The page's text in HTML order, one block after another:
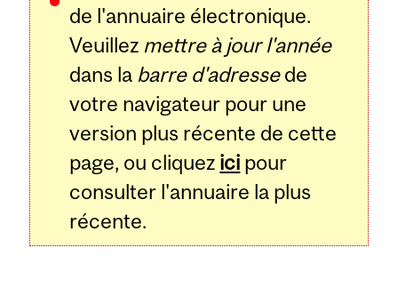
de l'annuaire électronique.
Veuillez mettre à jour l'année
dans la barre d'adressede
votre navigateur pour une
version plus récente de cette
page, ou cliquez ici pour
consulter l'annuaire la plus
récente.